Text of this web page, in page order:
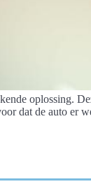
oplossing.
dat de auto er